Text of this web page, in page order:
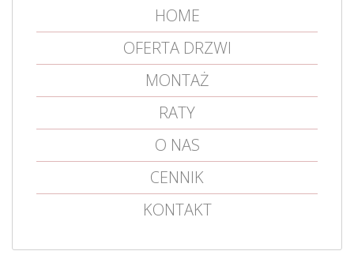
HOME
OFERTA DRZWI
MONTAŻ
RATY
O NAS
CENNIK
KONTAKT